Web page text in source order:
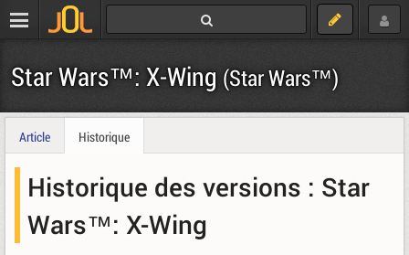
Star Wars™: X-Wing (Star Wars™)
Article Historique
Historique des versions : Star
Wars™: X-Wing